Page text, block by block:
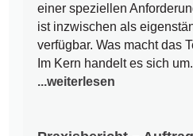
einer speziellen
ist inzwischen als
verfügbar. Was macht das
Im Kern handelt es sich
...weiterlesen